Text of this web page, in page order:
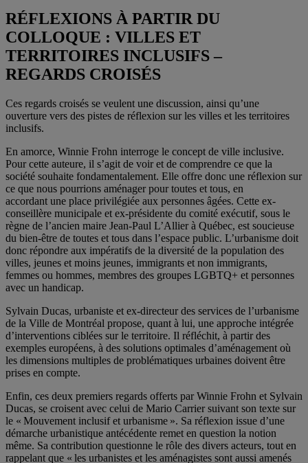
RÉFLEXIONS À PARTIR DU
COLLOQUE : VILLES ET
TERRITOIRES INCLUSIFS –
REGARDS CROISÉS
Ces regards croisés se veulent une discussion, ainsi qu’une
ouverture vers des pistes de réflexion sur les villes et les territoires
inclusifs.
En amorce, Winnie Frohn interroge le concept de ville inclusive.
Pour cette auteure, il s’agit de voir et de comprendre ce que la
société souhaite fondamentalement. Elle offre donc une réflexion sur
ce que nous pourrions aménager pour toutes et tous, en
accordant une place privilégiée aux personnes âgées. Cette ex-
conseillère municipale et ex-présidente du comité exécutif, sous le
règne de l’ancien maire Jean-Paul L’Allier à Québec, est soucieuse
du bien-être de toutes et tous dans l’espace public. L’urbanisme doit
donc répondre aux impératifs de la diversité de la population des
villes, jeunes et moins jeunes, immigrants et non immigrants,
femmes ou hommes, membres des groupes LGBTQ+ et personnes
avec un handicap.
Sylvain Ducas, urbaniste et ex-directeur des services de l’urbanisme
de la Ville de Montréal propose, quant à lui, une approche intégrée
d’interventions ciblées sur le territoire. Il réfléchit, à partir des
exemples européens, à des solutions optimales d’aménagement où
les dimensions multiples de problématiques urbaines doivent être
prises en compte.
Enfin, ces deux premiers regards offerts par Winnie Frohn et Sylvain
Ducas, se croisent avec celui de Mario Carrier suivant son texte sur
le « Mouvement inclusif et urbanisme ». Sa réflexion issue d’une
démarche urbanistique antécédente remet en question la notion
même. Sa contribution questionne le rôle des divers acteurs, tout en
rappelant que « les urbanistes et les aménagistes sont aussi amenés